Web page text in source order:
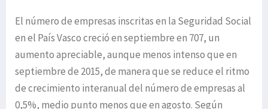
El número de empresas inscritas en la Seguridad Social
en el País Vasco creció en septiembre en 707, un
aumento apreciable, aunque menos intenso que en
septiembre de 2015, de manera que se reduce el ritmo
de crecimiento interanual del número de empresas al
0,5%, medio punto menos que en agosto. Según